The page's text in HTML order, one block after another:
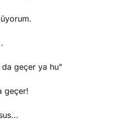
geçer ya hu"
geçer!